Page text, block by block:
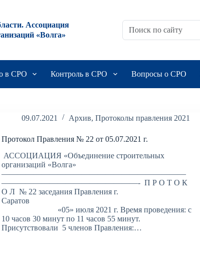
Ассоциация
«Волга»
в СРО Контроль в СРО Вопросы о СРО
09.07.2021 Архив,Протоколы правления 2021
Протокол Правления № 22 от 05.07.2021 г.
АССОЦИАЦИЯ «Объединение строительных
организаций «Волга»
———————————————————————
—————————————————- П Р О Т О К
О Л № 22 заседания Правления г.
Саратов
«05» июля 2021 г. Время проведения: с
10 часов 30 минут по 11 часов 55 минут.
Присутствовали 5 членов Правления:…